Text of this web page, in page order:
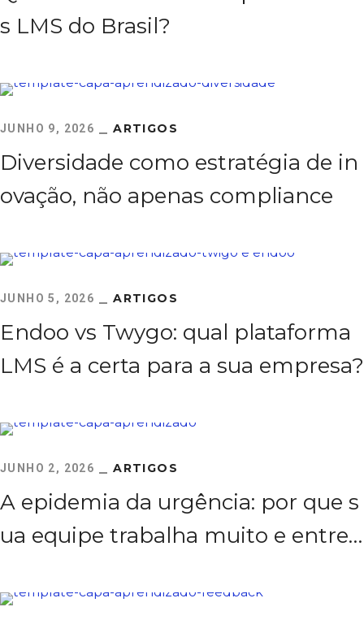
s LMS do Brasil?
JUNHO 9, 2026 ARTIGOS
Diversidade como estratégia de in
ovação, não apenas compliance
JUNHO 5, 2026 ARTIGOS
Endoo vs Twygo: qual plataforma
LMS é a certa para a sua empresa?
JUNHO 2, 2026 ARTIGOS
A epidemia da urgência: por que s
ua equipe trabalha muito e entreg